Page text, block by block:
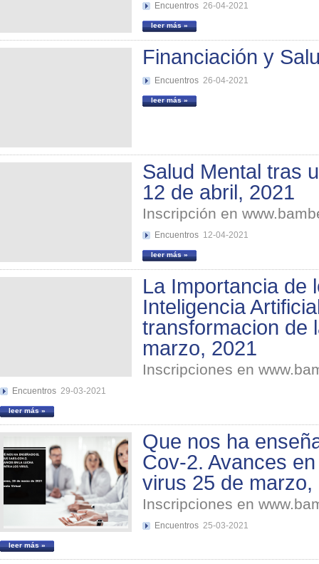
Encuentros 26-04-2021
leer más »
Financiación y
Encuentros 26-04-2021
leer más »
Salud Mental tras
12 de abril, 2021
Inscripción en
Encuentros 12-04-2021
leer más »
La Importancia de
Inteligencia
transformacion de
marzo, 2021
Inscripciones en
Encuentros 29-03-2021
leer más »
Que nos ha
Cov-2. Avances
virus 25 de marzo,
Inscripciones en
Encuentros 25-03-2021
leer más »